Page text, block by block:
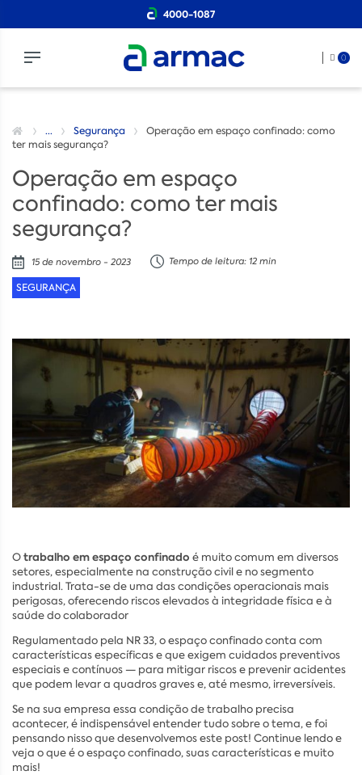
4000-1087
0
... Segurança
Operação em espaço confinado: como
ter mais segurança?
Operação em espaço
confinado: como ter mais
segurança?
15 de novembro - 2023 Tempo de leitura: 12 min
SEGURANÇA
Otrabalho em espaço confinado é muito comum em diversos
setores, especialmente na construção civil e no segmento
industrial. Trata-se de uma das condições operacionais mais
perigosas, oferecendo riscos elevados à integridade física e à
saúde do colaborador
Regulamentado pela NR 33, o espaço confinado conta com
características específicas e que exigem cuidados preventivos
especiais e contínuos — para mitigar riscos e prevenir acidentes
que podem levar a quadros graves e, até mesmo, irreversíveis.
Se na sua empresa essa condição de trabalho precisa
acontecer, é indispensável entender tudo sobre o tema, e foi
pensando nisso que desenvolvemos este post! Continue lendo e
veja o que é o espaço confinado, suas características e muito
mais!